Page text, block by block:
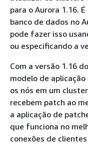
para o Aurora 1.16.
banco de dados no
pode fazer isso
ou especificando a
Com a versão 1.16
modelo de
os nós em um
recebem patch ao
a aplicação de
que funciona no
conexões de